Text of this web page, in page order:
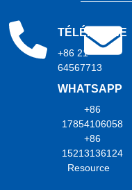
TÉLÉPHONE
+86 21
64567713
WHATSAPP
+86
17854106058
+86
15213136124
Resource